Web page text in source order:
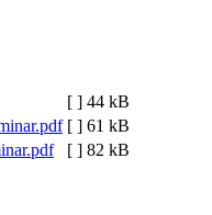
[ ] 44 kB
[ ] 61 kB
[ ] 82 kB